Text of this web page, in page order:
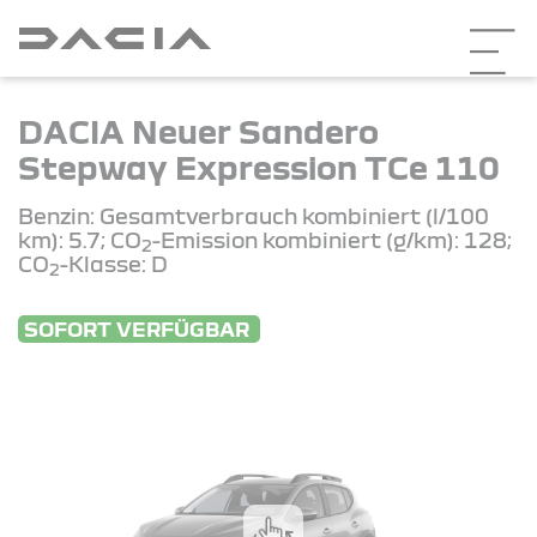
DACIA Neuer Sandero
Stepway Expression TCe 110
Benzin: Gesamtverbrauch kombiniert (l/100
km): 5.7; CO2-Emission kombiniert (g/km): 128;
CO2-Klasse: D
SOFORT VERFÜGBAR